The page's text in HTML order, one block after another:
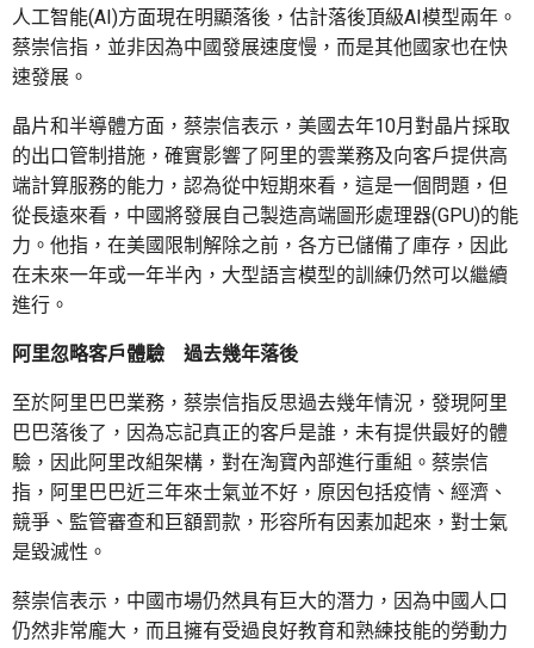
人工智能(AI)方面現在明顯落後，估計落後頂級AI模型兩年。
蔡崇信指，並非因為中國發展速度慢，而是其他國家也在快
速發展。
晶片和半導體方面，蔡崇信表示，美國去年10月對晶片採取
的出口管制措施，確實影響了阿里的雲業務及向客戶提供高
端計算服務的能力，認為從中短期來看，這是一個問題，但
從長遠來看，中國將發展自己製造高端圖形處理器(GPU)的能
力。他指，在美國限制解除之前，各方已儲備了庫存，因此
在未來一年或一年半內，大型語言模型的訓練仍然可以繼續
進行。
阿里忽略客戶體驗 過去幾年落後
至於阿里巴巴業務，蔡崇信指反思過去幾年情況，發現阿里
巴巴落後了，因為忘記真正的客戶是誰，未有提供最好的體
驗，因此阿里改組架構，對在淘寶內部進行重組。蔡崇信
指，阿里巴巴近三年來士氣並不好，原因包括疫情、經濟、
競爭、監管審查和巨額罰款，形容所有因素加起來，對士氣
是毀滅性。
蔡崇信表示，中國市場仍然具有巨大的潛力，因為中國人口
仍然非常龐大，而且擁有受過良好教育和熟練技能的勞動力